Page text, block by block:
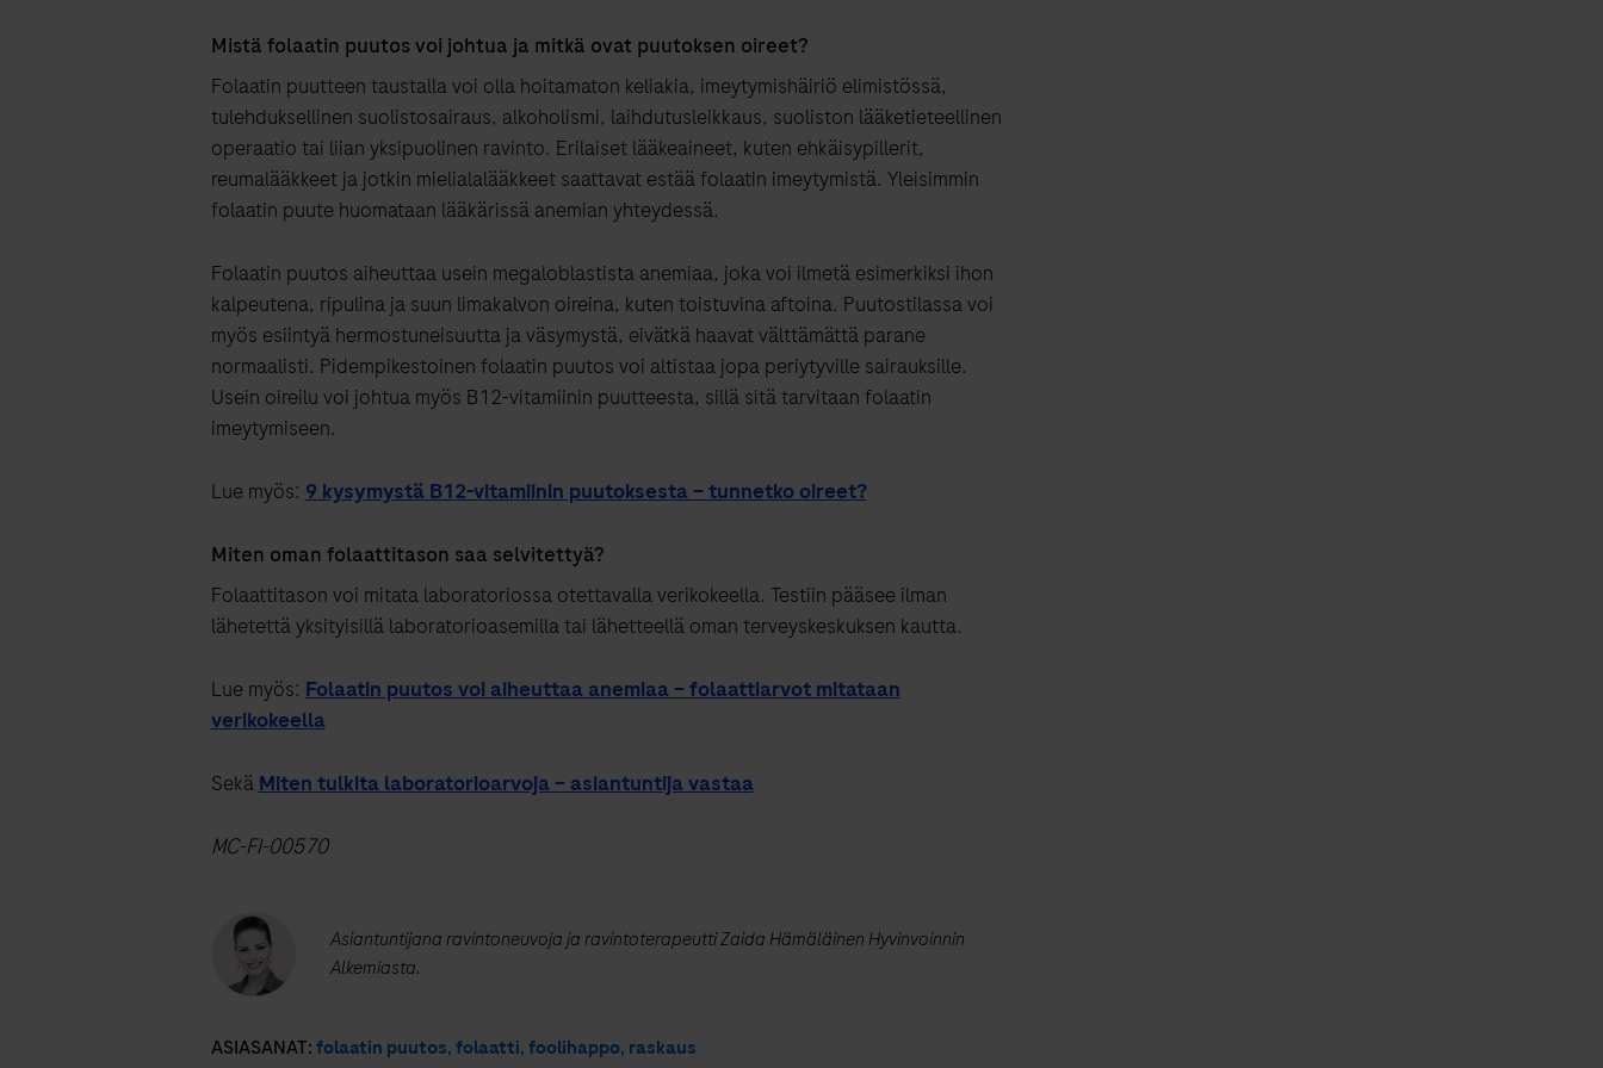
Mistä folaatin puutos voi johtua ja mitkä ovat puutoksen oireet?
Folaatin puutteen taustalla voi olla hoitamaton keliakia, imeytymishäiriö elimistössä,
tulehduksellinen suolistosairaus, alkoholismi, laihdutusleikkaus, suoliston lääketieteellinen
operaatio tai liian yksipuolinen ravinto. Erilaiset lääkeaineet, kuten ehkäisypillerit,
reumalääkkeet ja jotkin mielialalääkkeet saattavat estää folaatin imeytymistä. Yleisimmin
folaatin puute huomataan lääkärissä anemian yhteydessä.
Folaatin puutos aiheuttaa usein megaloblastista anemiaa, joka voi ilmetä esimerkiksi ihon
kalpeutena, ripulina ja suun limakalvon oireina, kuten toistuvina aftoina. Puutostilassa voi
myös esiintyä hermostuneisuutta ja väsymystä, eivätkä haavat välttämättä parane
normaalisti. Pidempikestoinen folaatin puutos voi altistaa jopa periytyville sairauksille.
Usein oireilu voi johtua myös B12-vitamiinin puutteesta, sillä sitä tarvitaan folaatin
imeytymiseen.
Lue myös: 9 kysymystä B12-vitamiinin puutoksesta – tunnetko oireet?
Miten oman folaattitason saa selvitettyä?
Folaattitason voi mitata laboratoriossa otettavalla verikokeella. Testiin pääsee ilman
lähetettä yksityisillä laboratorioasemilla tai lähetteellä oman terveyskeskuksen kautta.
Lue myös: Folaatin puutos voi aiheuttaa anemiaa – folaattiarvot mitataan
verikokeella
Sekä Miten tulkita laboratorioarvoja – asiantuntija vastaa
MC-FI-00570
Asiantuntijana ravintoneuvoja ja ravintoterapeutti Zaida Hämäläinen Hyvinvoinnin
Alkemiasta.
ASIASANAT:folaatin puutos,folaatti,foolihappo, raskaus